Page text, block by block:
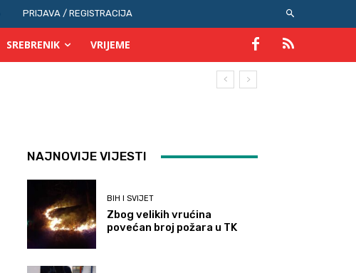
PRIJAVA / REGISTRACIJA
SREBRENIK VRIJEME
NAJNOVIJE VIJESTI
BIH I SVIJET
Zbog velikih vrućina
povećan broj požara u TK